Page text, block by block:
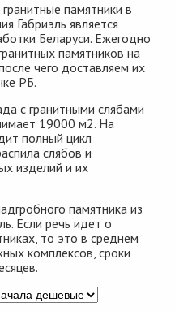
памятники в
Габриэль является
Беларуси. Ежегодно
памятников на
чего доставляем их
РБ.
с гранитными слябами
19000 м2. На
полный цикл
слябов и
изделий и их
памятника из
Если речь идет о
то это в среднем
комплексов, сроки